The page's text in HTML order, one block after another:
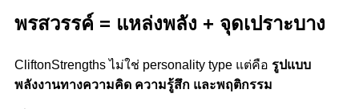
พรสวรรค์ = แหล่งพลัง + จุดเปราะบาง
CliftonStrengths ไม่ใช่ personality type แต่คือ รูปแบบ
พลังงานทางความคิด ความรู้สึก และพฤติกรรม